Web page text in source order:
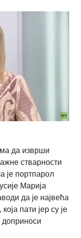
да изврши
стварности
је портпарол
Марија
да је највећа
пати јер су је